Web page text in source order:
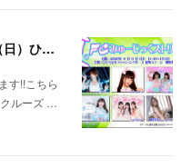
茨城遠征!!【無料ライブ】8月9日（日）ひたちなかファッションクルーズ 野外ステージ
す!!こちら
ルーズ …